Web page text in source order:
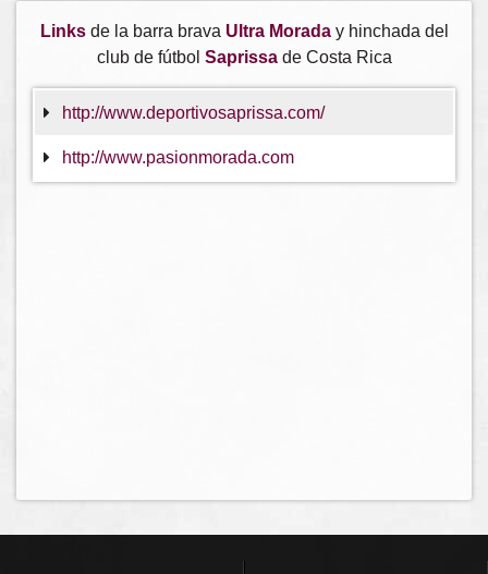
Linksde la barra brava Ultra Moraday hinchada del
club de fútbol Saprissade Costa Rica
http://www.deportivosaprissa.com/
http://www.pasionmorada.com